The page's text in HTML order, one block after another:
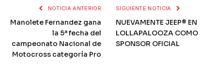
NOTICIA ANTERIOR
Manolete Fernandez gana
la 5ª fecha del
campeonato Nacional de
Motocross categoría Pro
SIGUIENTE NOTICIA
NUEVAMENTE JEEP® EN
LOLLAPALOOZA COMO
SPONSOR OFICIAL